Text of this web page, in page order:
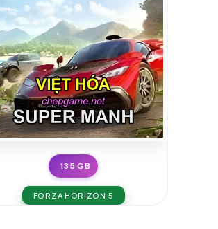
135 GB
FORZA HORIZON 5